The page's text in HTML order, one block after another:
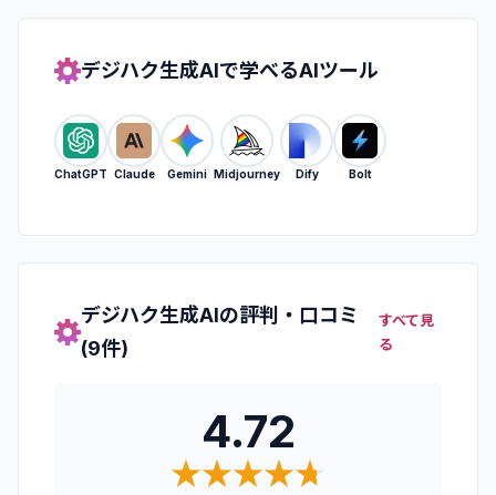
デジハク生成AIで学べるAIツール
ChatGPT Claude Gemini Midjourney Dify Bolt
デジハク生成AIの評判・口コミ
(9件)
すべて見
る
4.72
★
★★
★★
★★
★★
★